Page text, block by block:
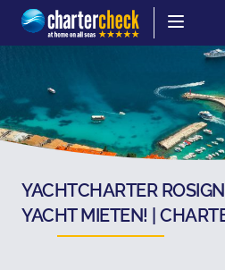
Chartercheck
YACHTCHARTER
YACHT MIETEN! |